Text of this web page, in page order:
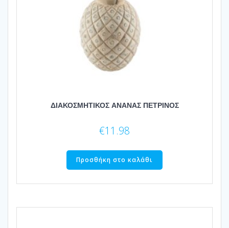
ΔΙΑΚΟΣΜΗΤΙΚΟΣ ΑΝΑΝΑΣ ΠΕΤΡΙΝΟΣ
€11.98
Προσθήκη στο καλάθι